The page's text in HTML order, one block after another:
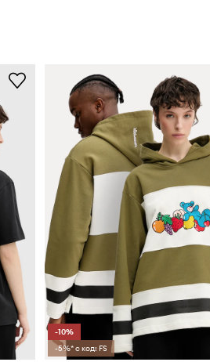
-10%
-5%* с код: FS